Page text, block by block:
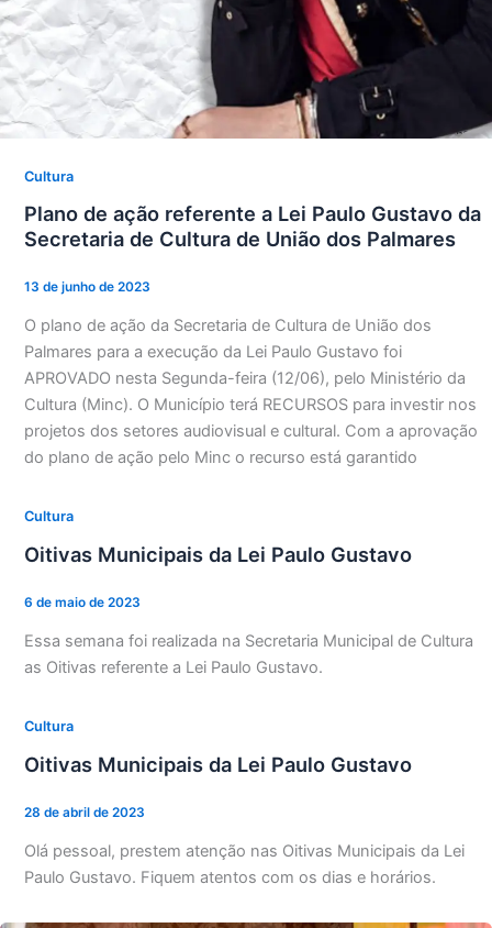
Cultura
Plano de ação referente a Lei Paulo Gustavo da
Secretaria de Cultura de União dos Palmares
13 de junho de 2023
O plano de ação da Secretaria de Cultura de União dos
Palmares para a execução da Lei Paulo Gustavo foi
APROVADO nesta Segunda-feira (12/06), pelo Ministério da
Cultura (Minc). O Município terá RECURSOS para investir nos
projetos dos setores audiovisual e cultural. Com a aprovação
do plano de ação pelo Minc o recurso está garantido
Cultura
Oitivas Municipais da Lei Paulo Gustavo
6 de maio de 2023
Essa semana foi realizada na Secretaria Municipal de Cultura
as Oitivas referente a Lei Paulo Gustavo.
Cultura
Oitivas Municipais da Lei Paulo Gustavo
28 de abril de 2023
Olá pessoal, prestem atenção nas Oitivas Municipais da Lei
Paulo Gustavo. Fiquem atentos com os dias e horários.